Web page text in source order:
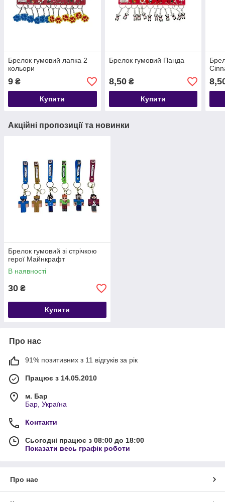
Брелок гумовий лапка 2
кольори
9 ₴
Купити
Брелок гумовий Панда
8,50₴
Купити
Акційні пропозиції та новинки
Брелок гумовий зі стрічкою
герої Майнкрафт
В наявності
30 ₴
Купити
Про нас
91% позитивних з 11 відгуків за рік
Працює з 14.05.2010
м. Бар
Бар, Україна
Контакти
Сьогодні працює з 08:00 до 18:00
Показати весь графік роботи
Про нас